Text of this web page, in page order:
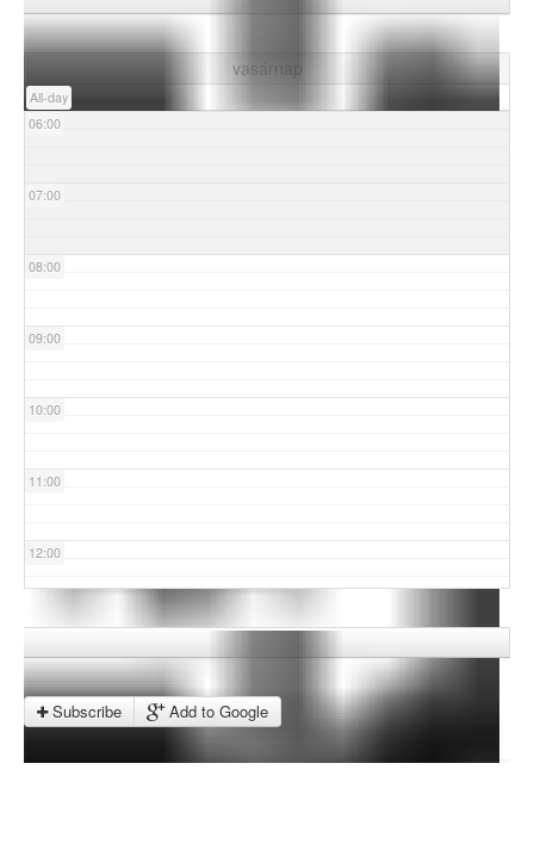
vasárnap
All-day
05:00
06:00
07:00
08:00
09:00
10:00
11:00
12:00
13:00
14:00
15:00
Subscribe Add to Google